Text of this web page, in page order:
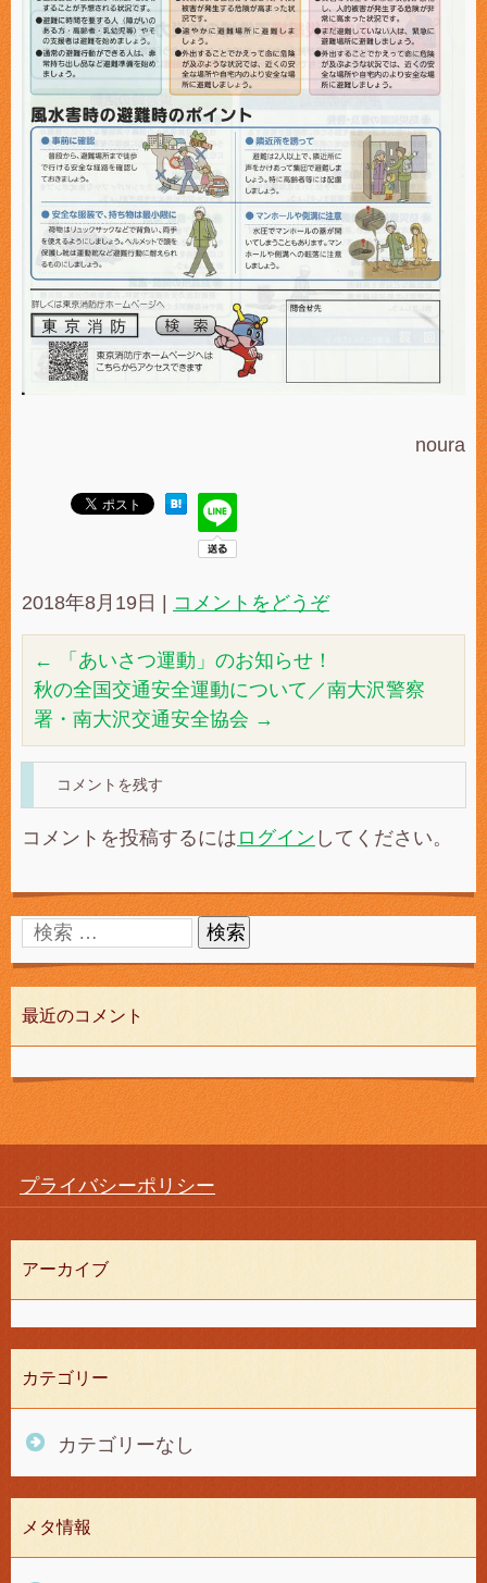
noura
2018年8月19日 コメントをどうぞ
←
「あいさつ運動」のお知らせ！
秋の全国交通安全運動について／南大沢警察
署・南大沢交通安全協会 →
コメントを残す
コメントを投稿するには ログイン してください。
最近のコメント
プライバシーポリシー
アーカイブ
カテゴリー
カテゴリーなし
メタ情報